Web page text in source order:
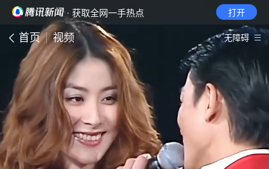
· 获取全网一手热点 打开
首页 视频 无障碍